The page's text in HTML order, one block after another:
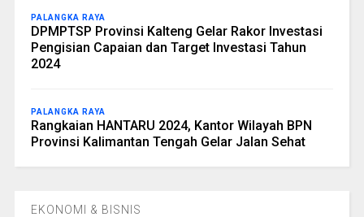
PALANGKA RAYA
DPMPTSP Provinsi Kalteng Gelar Rakor Investasi
Pengisian Capaian dan Target Investasi Tahun
2024
PALANGKA RAYA
Rangkaian HANTARU 2024, Kantor Wilayah BPN
Provinsi Kalimantan Tengah Gelar Jalan Sehat
EKONOMI & BISNIS